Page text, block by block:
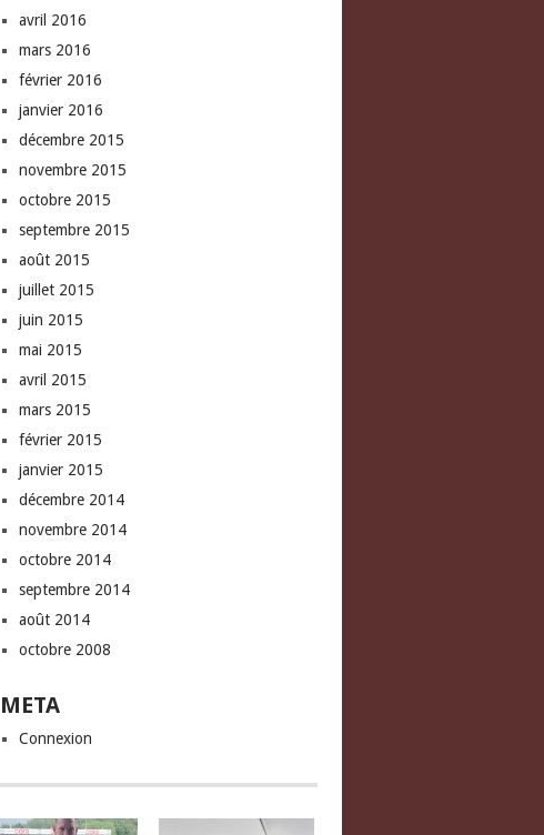
avril 2016
mars 2016
février 2016
janvier 2016
décembre 2015
novembre 2015
octobre 2015
septembre 2015
août 2015
juillet 2015
juin 2015
mai 2015
avril 2015
mars 2015
février 2015
janvier 2015
décembre 2014
novembre 2014
octobre 2014
septembre 2014
août 2014
octobre 2008
META
Connexion